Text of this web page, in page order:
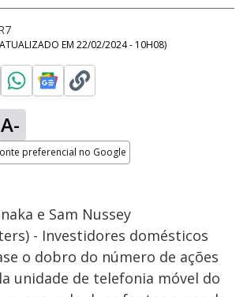
EM 22/02/2024 - 10H08)
A-
preferencial no Google
e Sam Nussey
- Investidores domésticos
o dobro do número de ações
unidade de telefonia móvel do